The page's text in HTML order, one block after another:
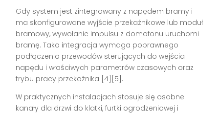
Gdy system jest zintegrowany z napędem bramy i
ma skonfigurowane wyjście przekaźnikowe lub moduł
bramowy, wywołanie impulsu z domofonu uruchomi
bramę. Taka integracja wymaga poprawnego
podłączenia przewodów sterujących do wejścia
napędu i właściwych parametrów czasowych oraz
trybu pracy przekaźnika [4][5].
W praktycznych instalacjach stosuje się osobne
kanały dla drzwi do klatki, furtki ogrodzeniowej i